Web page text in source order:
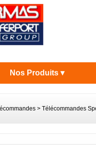
Nos Produits ▾
> Télécommandes